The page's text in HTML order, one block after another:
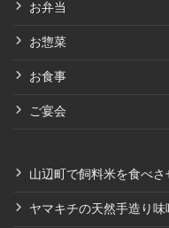
お弁当
お惣菜
お食事
ご宴会
山辺町で飼料米を食べさ
ヤマキチの天然手造り味